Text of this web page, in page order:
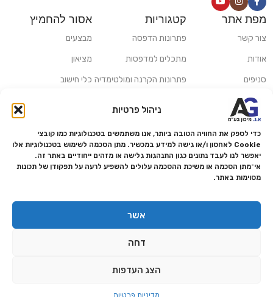
ניהול פרטיות
כדי לספק את החוויה הטובה ביותר, אנו משתמשים בטכנולוגיות כמו קובצי
Cookie לאחסון ו/או גישה למידע במכשיר. מתן הסכמה לשימוש בטכנולוגיות אלו
יאפשר לנו לעבד נתונים כגון התנהגות גלישה או מזהים ייחודיים באתר זה.
אי־מתן הסכמה או משיכת ההסכמה עלולים להשפיע לרעה על תפקודן של תכונות
מסוימות באתר.
אשר
דחה
הצג העדפות
מדיניות פרטיות
מפת אתר
צור קשר
אודות
סניפים
משלוחים ואיסוף עצמי
מדריכים ומאמרים
מותגים
מעבדת תיקונים
הצהרת נגישות
מדיניות פרטיות
מדיניות החזרות והחזרים
קטגוריות
פתרונות הדפסה
מתכלים למדפסות
פתרונות הקרנה ומולטימדיה
פתרונות למגזר הרפואי
אסור להחמיץ
מבצעים
מציאון
כלי חישוב